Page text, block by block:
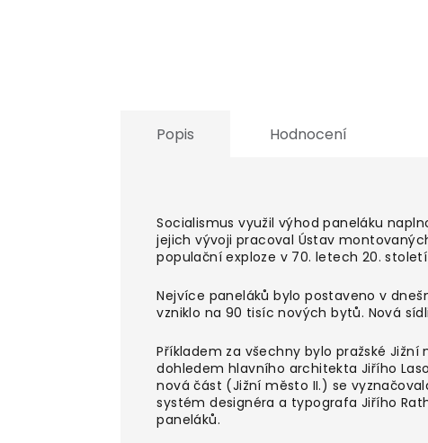
Popis Hodnocení
Socialismus využil výhod paneláku
jejich vývoji pracoval Ústav
populační exploze v 70. letech 20.
Nejvíce paneláků bylo postaveno v
vzniklo na 90 tisíc nových bytů. Nová
Příkladem za všechny bylo pražské Jižní
dohledem hlavního architekta Jiřího
nová část (Jižní město II.) se
systém designéra a typografa Jiřího
paneláků.